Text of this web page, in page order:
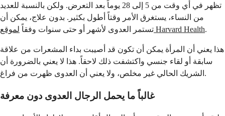
تظهر في أي وقت من 5 إلى 28 يوماً بعد التعرض. ولكن بالنسبة للعديد
من النساء، يستغرق الأمر وقتاً أطول بكثير. بدون علاج، يمكن أن
تستمر العدوى لأشهر أو حتى سنوات وفقاً لموقع Harvard Health.
هذا يعني أن المرأة يمكن أن تكون قد أصيبت بداء المشعرات من علاقة
سابقة أو لقاء جنسي واكتشفت ذلك لاحقاً. هذا لا يعني بالضرورة أن
الشريك الحالي غير مخلص، ولا يعني أن العدوى ظهرت من فراغ.
غالباً ما يحمل الرجال العدوى دون معرفة